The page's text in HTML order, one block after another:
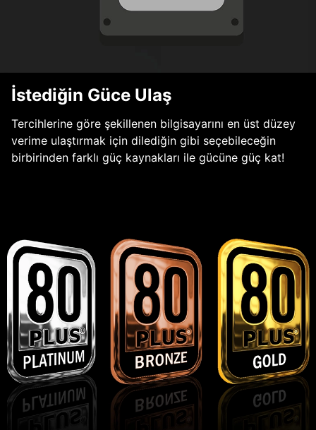
İstediğin Güce Ulaş
Tercihlerine göre şekillenen bilgisayarını en üst düzey
verime ulaştırmak için dilediğin gibi seçebileceğin
birbirinden farklı güç kaynakları ile gücüne güç kat!